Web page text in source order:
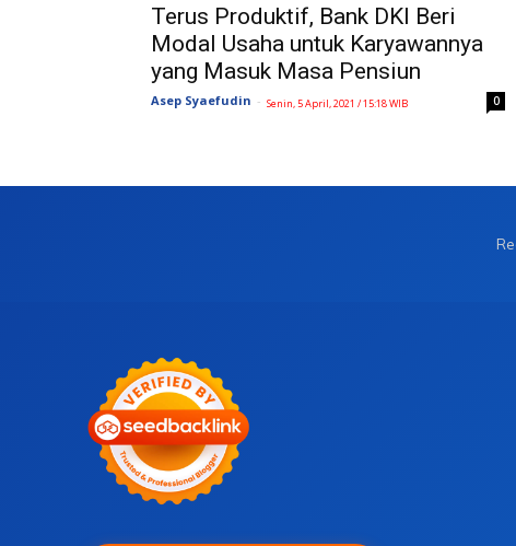
Terus Produktif, Bank DKI Beri
Modal Usaha untuk Karyawannya
yang Masuk Masa Pensiun
Asep Syaefudin - Senin, 5 April, 2021 / 15:18 WIB 0